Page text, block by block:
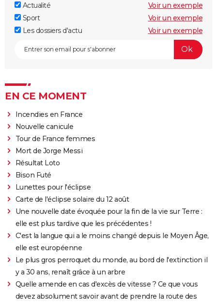
Actualité
Voir un exemple
Sport
Voir un exemple
Les dossiers d'actu
Voir un exemple
EN CE MOMENT
Incendies en France
Nouvelle canicule
Tour de France femmes
Mort de Jorge Messi
Résultat Loto
Bison Futé
Lunettes pour l'éclipse
Carte de l'éclipse solaire du 12 août
Une nouvelle date évoquée pour la fin de la vie sur Terre :
elle est plus tardive que les précédentes !
C'est la langue qui a le moins changé depuis le Moyen Âge,
elle est européenne
Le plus gros perroquet du monde, au bord de l'extinction il
y a 30 ans, renaît grâce à un arbre
Quelle amende en cas d'excès de vitesse ? Ce que vous
devez absolument savoir avant de prendre la route des